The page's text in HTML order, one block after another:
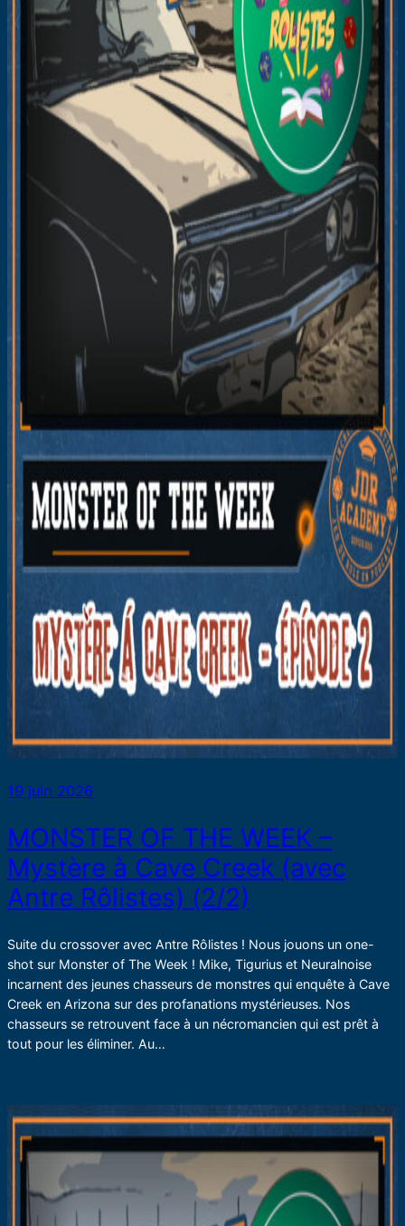
19 juin 2026
MONSTER OF THE WEEK –
Mystère à Cave Creek (avec
Antre Rôlistes) (2/2)
Suite du crossover avec Antre Rôlistes ! Nous jouons un one-
shot sur Monster of The Week ! Mike, Tigurius et Neuralnoise
incarnent des jeunes chasseurs de monstres qui enquête à Cave
Creek en Arizona sur des profanations mystérieuses. Nos
chasseurs se retrouvent face à un nécromancien qui est prêt à
tout pour les éliminer. Au…